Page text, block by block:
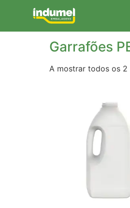
/ Produtos
Garrafões
A mostrar todos os 2